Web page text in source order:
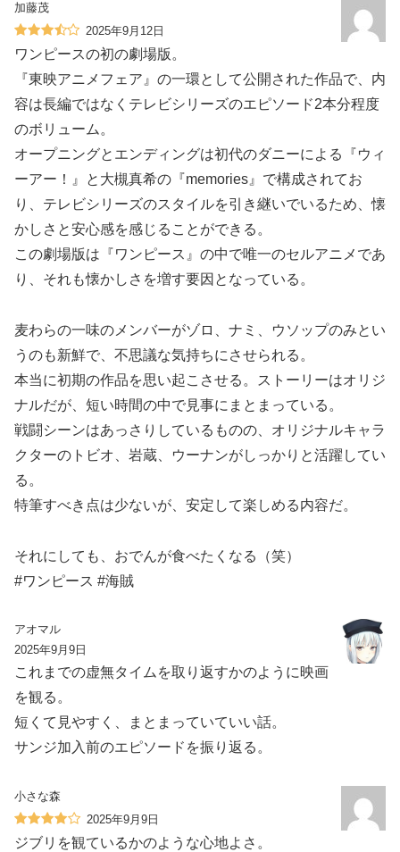
加藤茂
2025年9月12日
ワンピースの初の劇場版。
『東映アニメフェア』の一環として公開された作品で、内
容は長編ではなくテレビシリーズのエピソード2本分程度
のボリューム。
オープニングとエンディングは初代のダニーによる『ウィ
ーアー！』と大槻真希の『memories』で構成されてお
り、テレビシリーズのスタイルを引き継いでいるため、懐
かしさと安心感を感じることができる。
この劇場版は『ワンピース』の中で唯一のセルアニメであ
り、それも懐かしさを増す要因となっている。
麦わらの一味のメンバーがゾロ、ナミ、ウソップのみとい
うのも新鮮で、不思議な気持ちにさせられる。
本当に初期の作品を思い起こさせる。ストーリーはオリジ
ナルだが、短い時間の中で見事にまとまっている。
戦闘シーンはあっさりしているものの、オリジナルキャラ
クターのトビオ、岩蔵、ウーナンがしっかりと活躍してい
る。
特筆すべき点は少ないが、安定して楽しめる内容だ。
それにしても、おでんが食べたくなる（笑）
#ワンピース #海賊
アオマル
2025年9月9日
これまでの虚無タイムを取り返すかのように映画
を観る。
短くて見やすく、まとまっていていい話。
サンジ加入前のエピソードを振り返る。
小さな森
2025年9月9日
ジブリを観ているかのような心地よさ。